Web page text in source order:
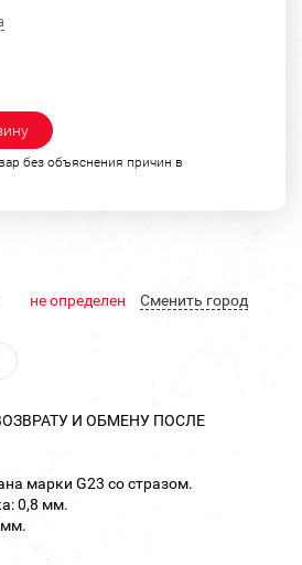
без объяснения причин в
не определен Cменить город
И ОБМЕНУ ПОСЛЕ
марки G23 со стразом.
0,8 мм.
мм.